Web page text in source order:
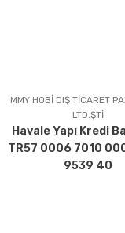
Ürün
Ürün bilgilerinde
Ürün fiyatı diğer
Bu ürüne benzer
MMY HOBİ DIŞ TİCARET
LTD.ŞTİ
Havale Yapı Kredi
TR57 0006 7010
9539 40